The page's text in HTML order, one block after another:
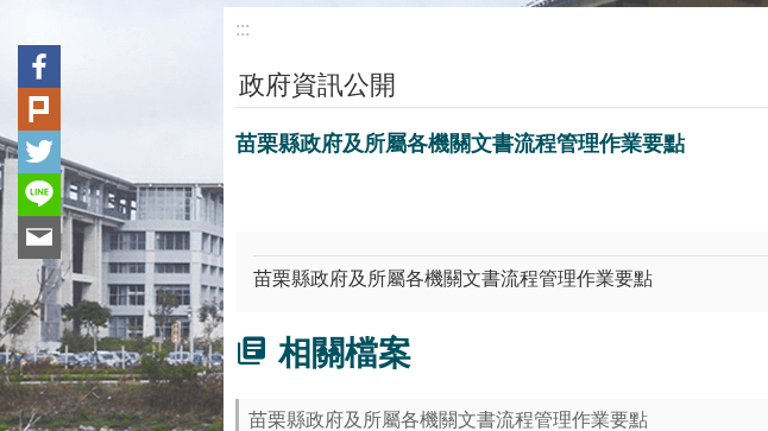
:::
政府資訊公開
苗栗縣政府及所屬各機關文書流程管理作業要點
苗栗縣政府及所屬各機關文書流程管理作業要點
相關檔案
苗栗縣政府及所屬各機關文書流程管理作業要點